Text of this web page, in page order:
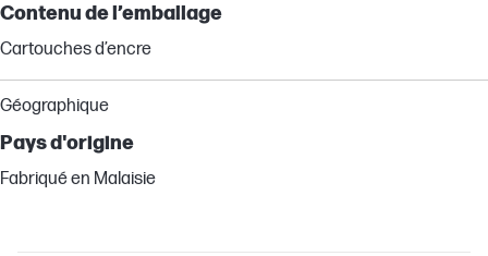
Contenu de l’emballage
Cartouches d’encre
Géographique
Pays d'origine
Fabriqué en Malaisie